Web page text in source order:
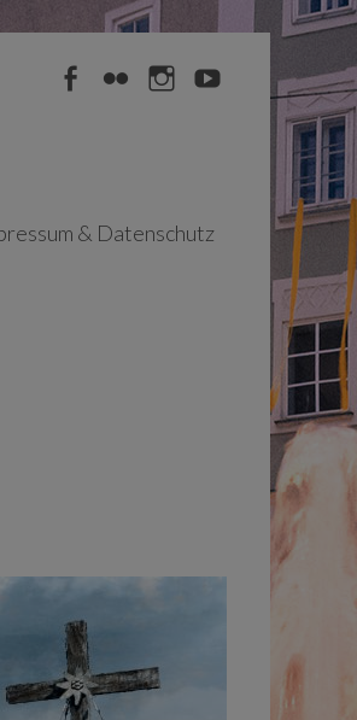
YouTube
& Datenschutz